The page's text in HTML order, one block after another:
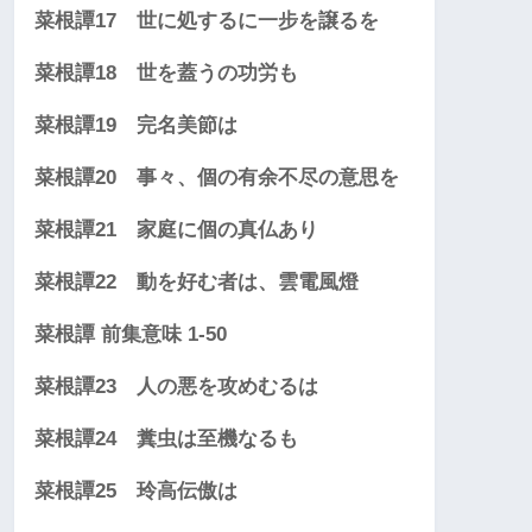
菜根譚17 世に処するに一步を譲るを
菜根譚18 世を蓋うの功労も
菜根譚19 完名美節は
菜根譚20 事々、個の有余不尽の意思を
菜根譚21 家庭に個の真仏あり
菜根譚22 動を好む者は、雲電風燈
菜根譚 前集意味 1-50
菜根譚23 人の悪を攻めむるは
菜根譚24 糞虫は至機なるも
菜根譚25 玲高伝傲は